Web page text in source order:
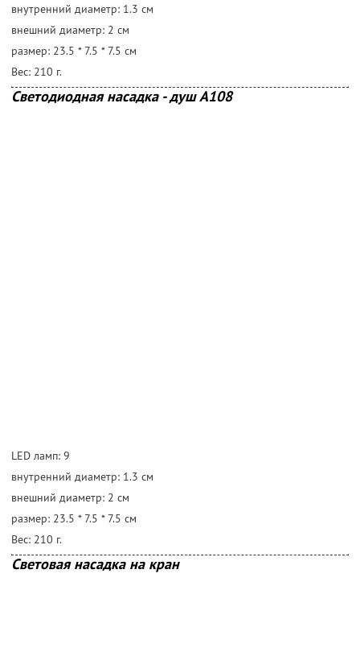
внутренний диаметр: 1.3 cм
внешний диаметр: 2 cм
размер: 23.5 * 7.5 * 7.5 cм
Вес: 210 г.
Светодиодная насадка - душ А108
LED ламп: 9
внутренний диаметр: 1.3 cм
внешний диаметр: 2 cм
размер: 23.5 * 7.5 * 7.5 cм
Вес: 210 г.
Световая насадка на кран